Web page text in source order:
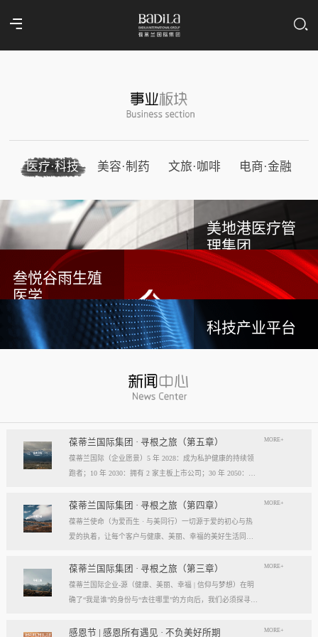
医疗·科技 美容·制药 文旅·咖啡 电商·金融
美地港医疗管
理集团
叁悦谷雨生殖
医学
科技产业平台
葆蒂兰国际集团 · 寻根之旅（第五章）
葆蒂兰国际（企业愿景）5 年 2028：成为私护健康的持续领
跑者；10 年 2030：拥有 2 家主板上市公司；30 年 2050：成
葆蒂兰国际立志成为健康产业中一个响亮的中国品牌。我们
以“为爱而生，与美同行”为使命，绘制出一幅清晰而雄心勃
勃的发展蓝图，旨在以坚实的步伐，从专业的深度走向事业
028 | 5年愿景）成为“私护健康领域的持续领跑者”· 定位： 我
MORE+
葆蒂兰国际集团 · 寻根之旅（第四章）
葆蒂兰使命（为爱而生 · 与美同行）一切源于爱的初心与热
爱的执着，让每个客户与健康、美丽、幸福的美好生活同
双翼“爱的初心”与“热爱的执着”，共同构成了葆蒂兰的精神内
核与力量源泉，二者如同呼吸，一呼一吸，生生不息。爱的
初心，是我们的根脉与方向。它是最初那份纯粹的善意、利
MORE+
葆蒂兰国际集团 · 寻根之旅（第三章）
葆蒂兰国际企业-源（健康、美丽、幸福 | 信仰与梦想）在明
确了“我是谁”的身份与“去往哪里”的方向后，我们必须探寻滋
格局与能量。它，就是葆蒂兰的“源”——我们一切思想与行
MORE+
感恩节 | 感恩所有遇见 · 不负美好所期 MORE+